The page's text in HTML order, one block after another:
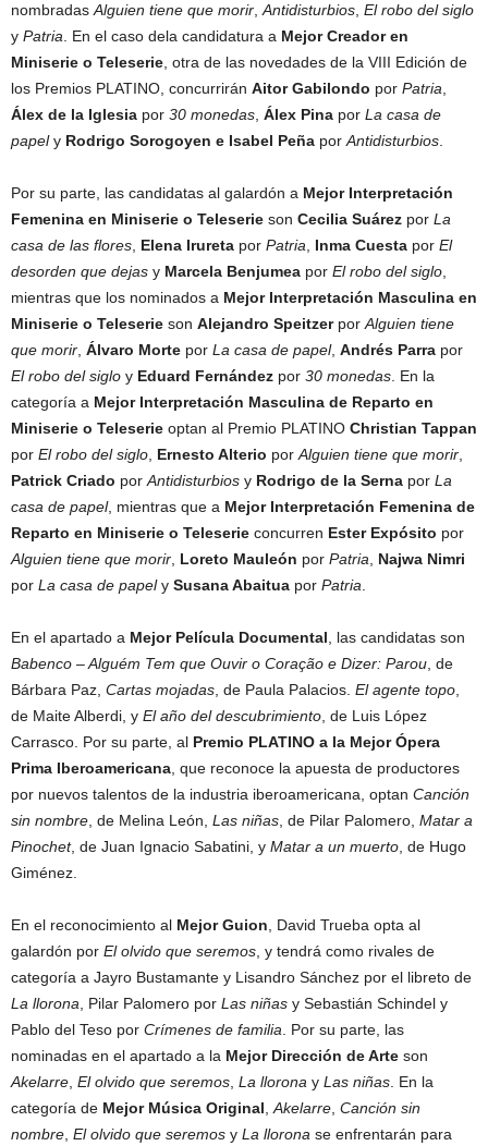
nombradasAlguien tiene que morir,Antidisturbios, El robo del siglo
y Patria. En el caso dela candidatura a Mejor Creador en
Miniserie o Teleserie, otra de las novedades de la VIII Edición de
los Premios PLATINO, concurrirán Aitor Gabilondo por Patria,
Álex de la Iglesia por 30 monedas, Álex Pina por La casa de
papely Rodrigo Sorogoyen e Isabel Peña porAntidisturbios.
Por su parte, las candidatas al galardón a Mejor Interpretación
Femenina en Miniserie o Teleserie son Cecilia Suárez por La
casa de las flores, Elena Irureta por Patria, Inma Cuesta por El
desorden que dejas y Marcela Benjumea por El robo del siglo,
mientras que los nominados a Mejor Interpretación Masculina en
Miniserie o Teleserie son Alejandro SpeitzerporAlguien tiene
que morir, Álvaro Morte por La casa de papel, Andrés Parra por
El robo del siglo y Eduard Fernández por 30 monedas. En la
categoría a Mejor Interpretación Masculina de Reparto en
Miniserie o Teleserie optan al Premio PLATINO Christian Tappan
por El robo del siglo, Ernesto Alterio porAlguien tiene que morir,
Patrick Criado porAntidisturbios y Rodrigo de la Serna por La
casa de papel, mientras que a Mejor Interpretación Femenina de
Reparto en Miniserie o Teleserie concurren Ester Expósito por
Alguien tiene que morir, Loreto Mauleón por Patria, Najwa Nimri
por La casa de papely Susana Abaitua por Patria.
En el apartado a Mejor Película Documental, las candidatas son
Babenco – Alguém Tem que Ouvir o Coração e Dizer: Parou, de
Bárbara Paz, Cartas mojadas, de Paula Palacios. El agente topo,
de Maite Alberdi, y El año del descubrimiento, de Luis López
Carrasco. Por su parte, al Premio PLATINO a la Mejor Ópera
Prima Iberoamericana, que reconoce la apuesta de productores
por nuevos talentos de la industria iberoamericana, optan Canción
sin nombre, de Melina León, Las niñas, de Pilar Palomero, Matar a
Pinochet, de Juan Ignacio Sabatini, y Matar a un muerto, de Hugo
Giménez.
En el reconocimiento al Mejor Guion, David Trueba opta al
galardón por El olvido que seremos, y tendrá como rivales de
categoría a Jayro Bustamante y Lisandro Sánchez por el libreto de
La llorona, Pilar Palomero por Las niñas y Sebastián Schindel y
Pablo del Teso por Crímenes de familia. Por su parte, las
nominadas en el apartado a la Mejor Dirección de Arte son
Akelarre, El olvido que seremos, La llorona y Las niñas. En la
categoría de Mejor Música Original,Akelarre, Canción sin
nombre, El olvido que seremos y La llorona se enfrentarán para